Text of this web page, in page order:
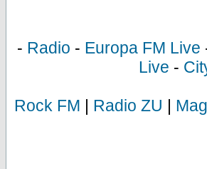
- Radio - Europa FM Live
Live -
Rock FM | Radio ZU |